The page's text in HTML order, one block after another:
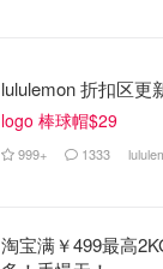
lululemon 折扣区更
logo 棒球帽$29
999+ 1333
淘宝满￥499最高